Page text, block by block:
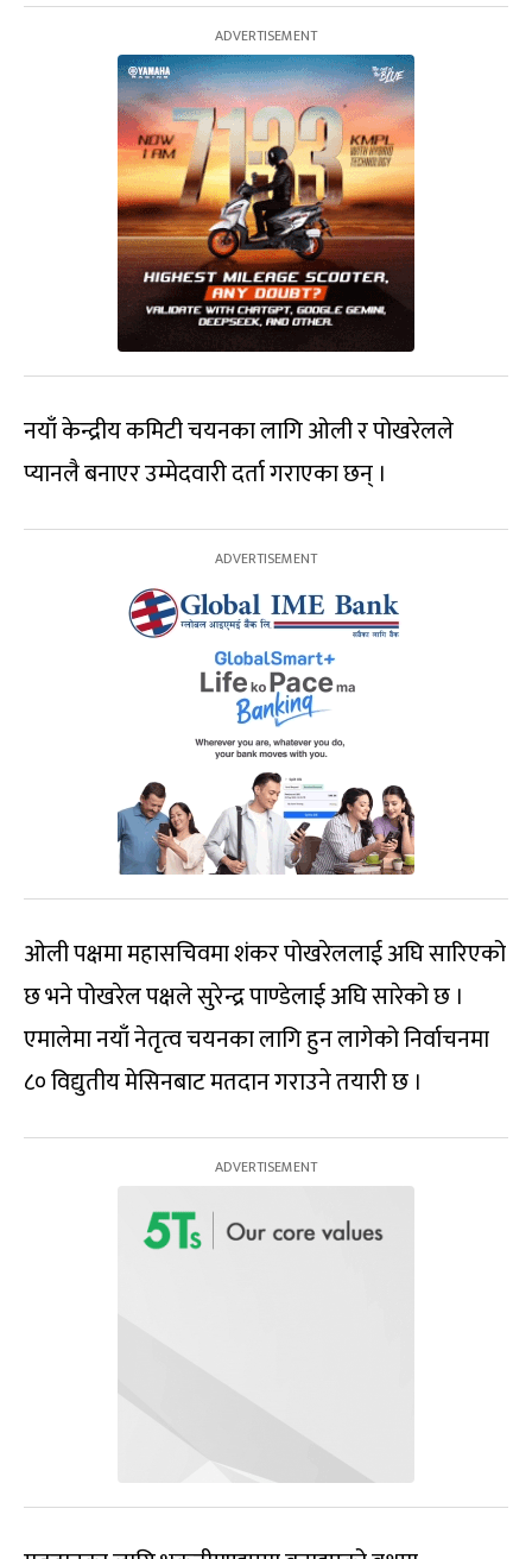
नयाँ केन्द्रीय कमिटी चयनका लागि ओली र पोखरेलले
प्यानलै बनाएर उम्मेदवारी दर्ता गराएका छन् ।
ओली पक्षमा महासचिवमा शंकर पोखरेललाई अघि सारिएको
छ भने पोखरेल पक्षले सुरेन्द्र पाण्डेलाई अघि सारेको छ ।
एमालेमा नयाँ नेतृत्व चयनका लागि हुन लागेको निर्वाचनमा
८० विद्युतीय मेसिनबाट मतदान गराउने तयारी छ ।